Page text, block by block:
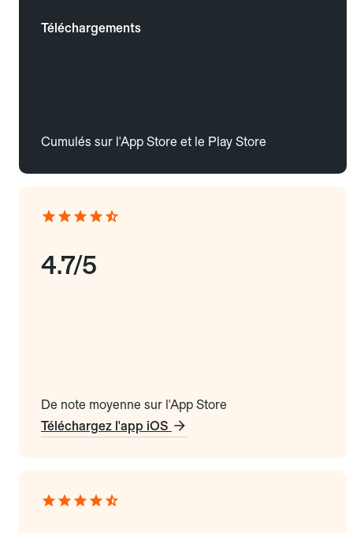
Téléchargements
Cumulés sur l'App Store et le Play Store
4.7/5
De note moyenne sur l'App Store
Téléchargez l'app iOS